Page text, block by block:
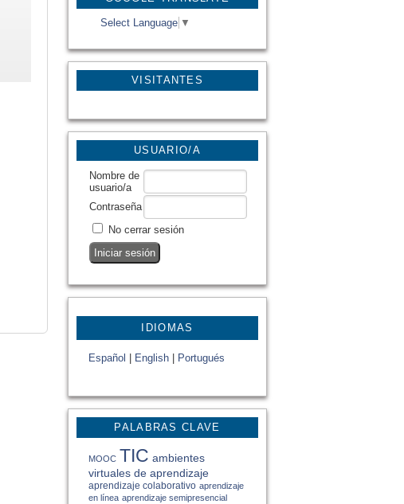
Select Language ▼
VISITANTES
USUARIO/A
Nombre de
usuario/a
Contraseña
No cerrar sesión
IDIOMAS
Español English Portugués
PALABRAS CLAVE
MOOC TIC ambientes
virtuales de aprendizaje
aprendizaje colaborativo aprendizaje
en línea aprendizaje semipresencial